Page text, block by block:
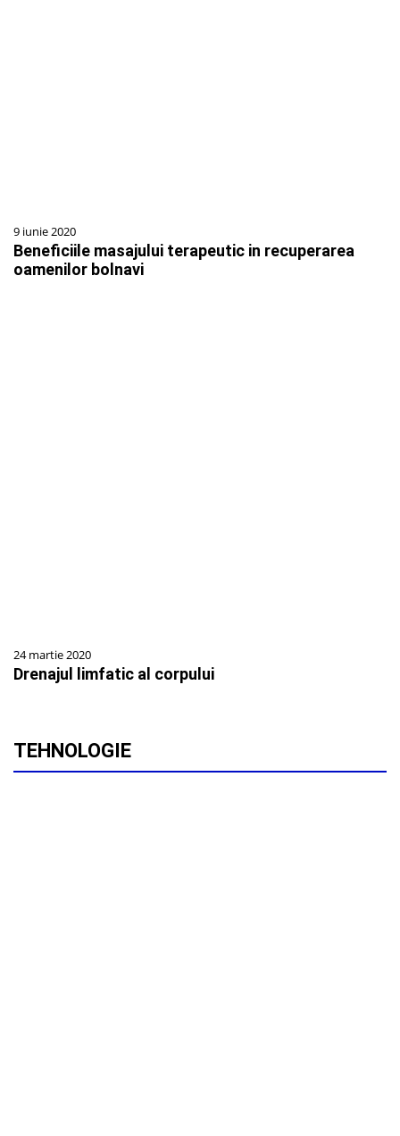
9 iunie 2020
Beneficiile masajului terapeutic in recuperarea
oamenilor bolnavi
24 martie 2020
Drenajul limfatic al corpului
TEHNOLOGIE